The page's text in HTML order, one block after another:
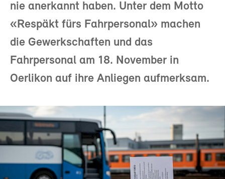
nie anerkannt haben. Unter dem Motto
«Respäkt fürs Fahrpersonal» machen
die Gewerkschaften und das
Fahrpersonal am 18. November in
Oerlikon auf ihre Anliegen aufmerksam.